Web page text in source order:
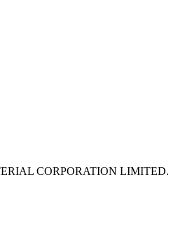
CORPORATION LIMITED.